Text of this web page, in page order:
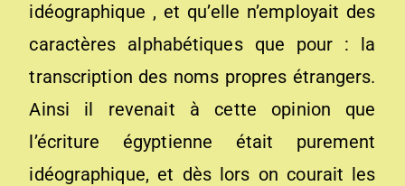
idéographique , et qu’elle n’employait des
caractères alphabétiques que pour : la
transcription des noms propres étrangers.
Ainsi il revenait à cette opinion que
l’écriture égyptienne était purement
idéographique, et dès lors on courait les